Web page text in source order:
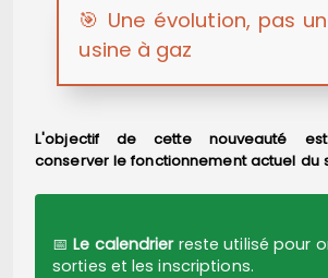
🎯 Une évolution, pas
usine à gaz
L'objectif de cette nouveauté
conserver le fonctionnement actuel du
📅Le calendrierreste utilisé pour
sorties et les inscriptions.